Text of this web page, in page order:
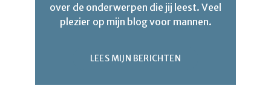
over de onderwerpen die jij leest. Veel
plezier op mijn blog voor mannen.
LEES MIJN BERICHTEN